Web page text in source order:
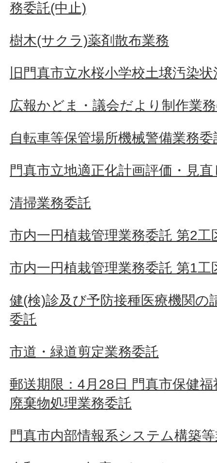
務委託(中止)
樹木(サクラ)薬剤散布業務
旧門真市立水桜小学校土壌汚染
広報かどま・議会だより制作業
自転車等保管場所機械警備業務委
門真市立地適正化計画評価・見
清掃業務委託
市内一円植栽管理業務委託 第2工
市内一円植栽管理業務委託 第1工
健(検)診及び予防接種医療機関の
委託
市道・緑道剪定業務委託
郵送期限：4月28日 門真市保健
廃棄物処理業務委託
門真市内部情報系システム構築